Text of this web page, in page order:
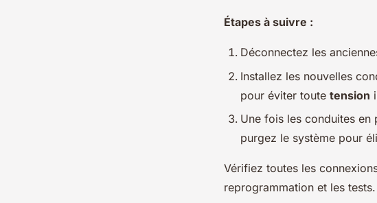
Étapes à suivre :
Déconnectez les
Installez les nouvelles
pour éviter toute tension
Une fois les conduites
purgez le système pour
Vérifiez toutes les
reprogrammation et les tests.